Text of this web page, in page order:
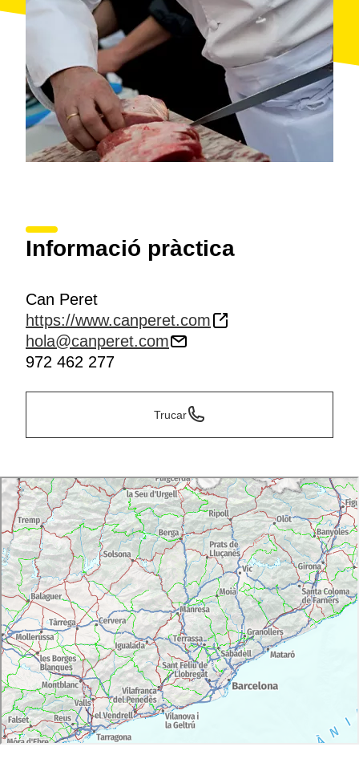
Informació pràctica
Can Peret
https://www.canperet.com
hola@canperet.com
972 462 277
Trucar